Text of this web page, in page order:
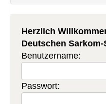
Herzlich
Deutschen
Benutzername:
Passwort: